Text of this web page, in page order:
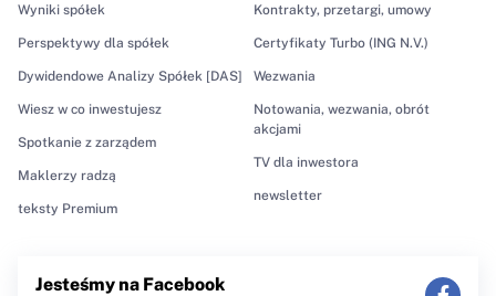
Wyniki spółek
Perspektywy dla spółek
Dywidendowe Analizy Spółek [DAS]
Wiesz w co inwestujesz
Spotkanie z zarządem
Maklerzy radzą
teksty Premium
Kontrakty, przetargi, umowy
Certyfikaty Turbo (ING N.V.)
Wezwania
Notowania, wezwania, obrót
akcjami
TV dla inwestora
newsletter
Jesteśmy na Facebook